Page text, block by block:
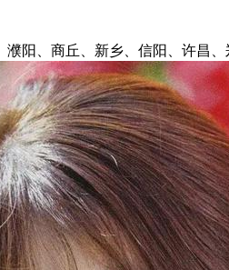
、商丘、新乡、信阳、许昌